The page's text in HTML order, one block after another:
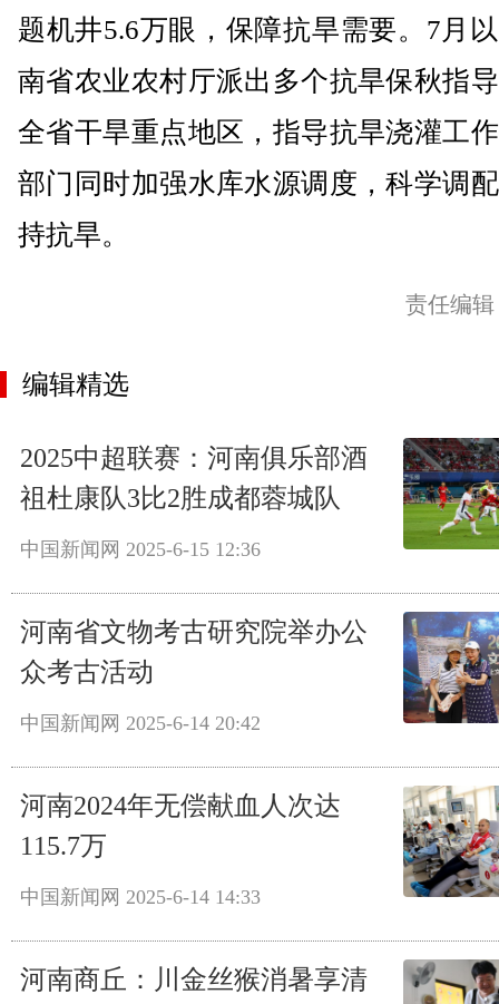
题机井5.6万眼，保障抗旱需要。7月
南省农业农村厅派出多个抗旱保秋指
全省干旱重点地区，指导抗旱浇灌工
部门同时加强水库水源调度，科学调
持抗旱。
责任编
编辑精选
2025中超联赛：河南俱乐部酒
祖杜康队3比2胜成都蓉城队
中国新闻网 2025-6-15 12:36
河南省文物考古研究院举办公
众考古活动
中国新闻网 2025-6-14 20:42
河南2024年无偿献血人次达
115.7万
中国新闻网 2025-6-14 14:33
河南商丘：川金丝猴消暑享清